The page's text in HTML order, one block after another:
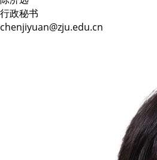
行政秘书
chenjiyuan@zju.edu.cn